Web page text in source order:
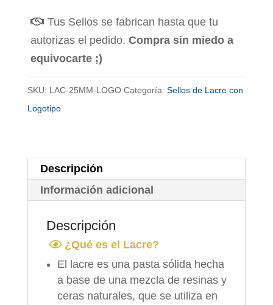
con
Logotipo
cantidad
Tus Sellos se fabrican hasta que tu
autorizas el pedido. Compra sin miedo a
equivocarte ;)
SKU: LAC-25MM-LOGO Categoría: Sellos de Lacre con
Logotipo
Descripción
Información adicional
Descripción
¿Qué es el Lacre?
El lacre es una pasta sólida hecha
a base de una mezcla de resinas y
ceras naturales, que se utiliza en